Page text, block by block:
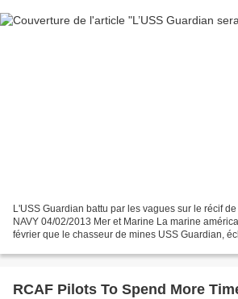
L'USS Guardian battu par les vagues sur le récif
NAVY 04/02/2013 Mer et Marine La marine
février que le chasseur de mines USS Guardian,
RCAF Pilots To Spend More